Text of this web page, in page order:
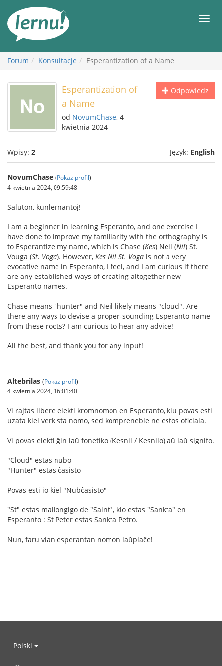
Forum Konsultacje Esperantization of a Name
Odpowiedz
Esperantization of
a Name
od NovumChase, 4
kwietnia 2024
Wpisy: 2 Język: English
NovumChase (Pokaż profil)
4 kwietnia 2024, 09:59:48
Saluton, kunlernantoj!
I am a beginner in learning Esperanto, and one exercise I
have done to improve my familiarity with the orthography is
to Esperantize my name, which is Chase (Kes) Neil (Nil) St.
Vouga (St. Voga). However, Kes Nil St. Voga is not a very
evocative name in Esperanto, I feel, and I am curious if there
are any established ways of creating altogether new
Esperanto names.
Chase means "hunter" and Neil likely means "cloud". Are
there any ways to devise a proper-sounding Esperanto name
from these roots? I am curious to hear any advice!
All the best, and thank you for any input!
Altebrilas (Pokaż profil)
4 kwietnia 2024, 16:01:40
Vi rajtas libere elekti kromnomon en Esperanto, kiu povas esti
uzata kiel verkista nomo, sed kompreneble ne estos oficiala.
Vi povas elekti ĝin laŭ fonetiko (Kesnil / Kesnilo) aŭ laŭ signifo.
"Cloud" estas nubo
"Hunter" estas ĉasisto
Povas esti io kiel "Nubĉasisto"
"St" estas mallongigo de "Saint", kio estas "Sankta" en
Esperanto : St Peter estas Sankta Petro.
Nun, faru vian esperantan nomon laŭplaĉe!
Polski